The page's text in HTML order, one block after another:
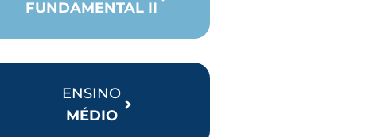
FUNDAMENTAL II
ENSINO
MÉDIO